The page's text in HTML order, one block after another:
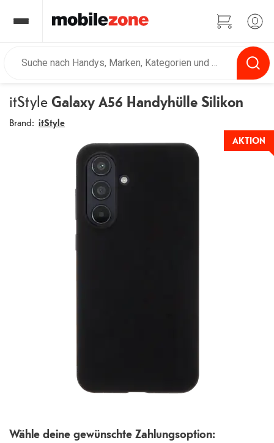
itStyleGalaxy A56 Handyhülle Silikon
Brand: itStyle
AKTION
Wähle deine gewünschte Zahlungsoption: